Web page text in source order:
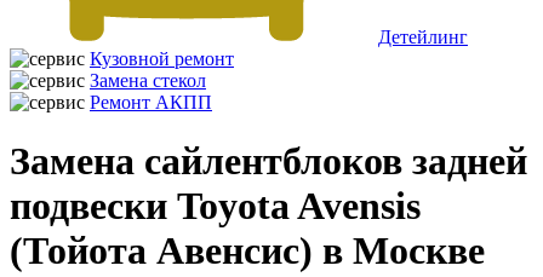
Детейлинг
Кузовной ремонт
Замена стекол
Ремонт АКПП
Замена сайлентблоков задней
подвески Toyota Avensis
(Тойота Авенсис) в Москве